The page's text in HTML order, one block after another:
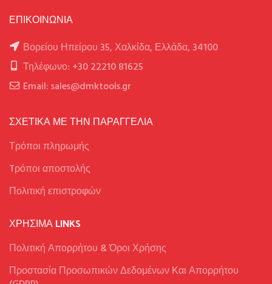
ΕΠΙΚΟΙΝΩΝΙΑ
Βορείου Ηπείρου 35, Χαλκίδα, Ελλάδα, 34100
Τηλέφωνο: +30 22210 81625
Email: sales@dmktools.gr
ΣΧΕΤΙΚΑ ΜΕ ΤΗΝ ΠΑΡΑΓΓΕΛΙΑ
Τρόποι πληρωμής
Tρόποι αποστολής
Πολιτική επιστροφών
ΧΡΉΣΙΜΑ LINKS
Πολιτική Απορρήτου & Όροι Χρήσης
Προστασία Προσωπικών Δεδομένων Και Απορρήτου